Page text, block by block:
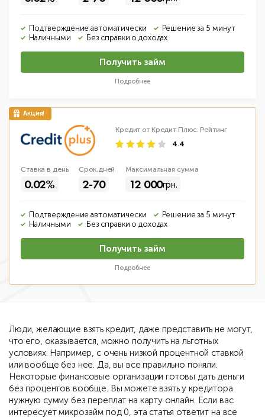
Подтверждение автоматически
Решение за 5 минут
Наличными
Без справки о доходах
Получить займ
Подробнее
Кредит от Кредит Плюс. Рейтинг
4.4
Ставка в день
0.02%
Срок,дней
2-70
Максимальная сумма
12 000грн.
Подтверждение автоматически
Решение за 5 минут
Наличными
Без справки о доходах
Получить займ
Подробнее
Люди, желающие взять кредит, даже представить не могут,
что его, оказывается, можно получить на льготных
условиях. Например, с очень низкой процентной ставкой
или вообще без нее. Да, вы все правильно поняли.
Некоторые финансовые организации готовы дать деньги
без процентов вообще. Вы можете взять у кредитора
нужную сумму без переплат на карту онлайн. Если вас
интересует микрозайм под 0, эта статья ответит на все